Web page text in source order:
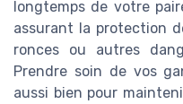
longtemps de votre
assurant la protection
ronces ou autres
Prendre soin de vos
aussi bien pour